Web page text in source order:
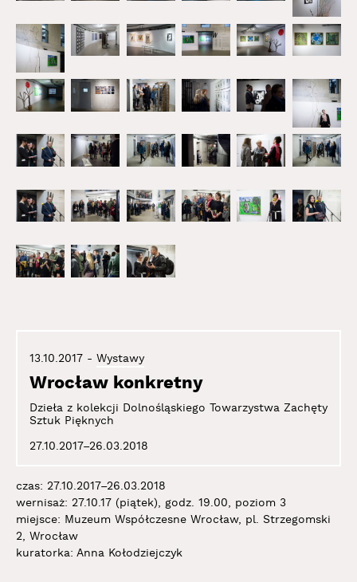
13.10.2017 - Wystawy
Wrocław konkretny
Dzieła z kolekcji Dolnośląskiego Towarzystwa Zachęty
Sztuk Pięknych
27.10.2017–26.03.2018
czas: 27.10.2017–26.03.2018
wernisaż: 27.10.17 (piątek), godz. 19.00, poziom 3
miejsce: Muzeum Współczesne Wrocław, pl. Strzegomski
2, Wrocław
kuratorka: Anna Kołodziejczyk